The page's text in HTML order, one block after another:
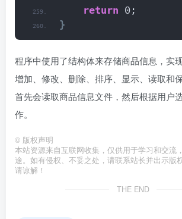
return 0;
}
程序中使用了结构体来存储商品信息，实
增加、修改、删除、排序、显示、读取和
首先会读取商品信息文件，然后根据用户
作。
© 版权声明
本站资源来自互联网收集，仅供用于学习和交流
途。如有侵权、不妥之处，请联系站长并出示版
请谅解！
THE END